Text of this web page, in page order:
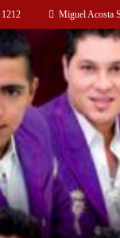
Miguel Acosta